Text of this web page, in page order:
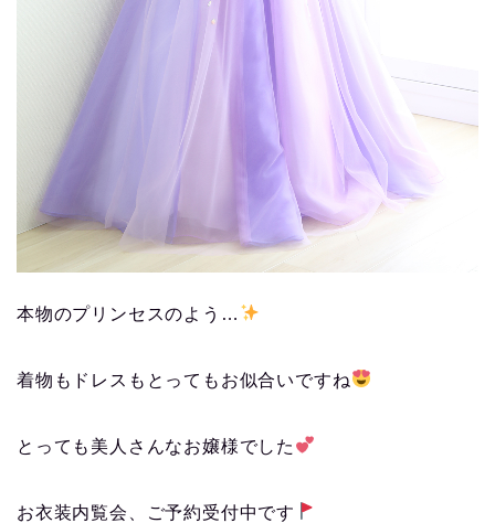
本物のプリンセスのよう…
着物もドレスもとってもお似合いですね
とっても美人さんなお嬢様でした
お衣装内覧会、ご予約受付中です